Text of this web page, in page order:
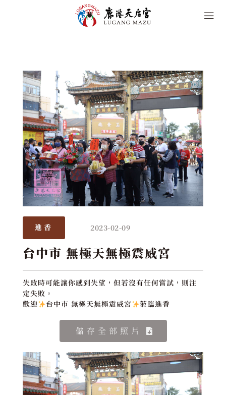
進香 2023-02-09
台中市 無極天無極震威宮
失敗時可能讓你感到失望，但若沒有任何嘗試，則注
定失敗。
歡迎
台中市 無極天無極震威宮 蒞臨進香
儲存全部照片